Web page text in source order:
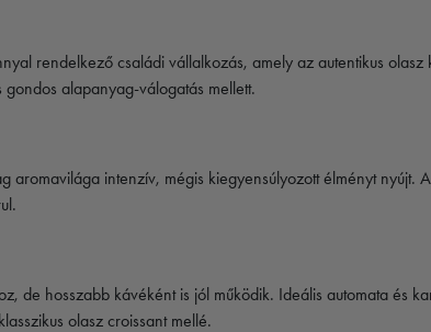
rendelkező családi vállalkozás, amely az autentikus
alapanyag-válogatás mellett.
aromavilága intenzív, mégis kiegyensúlyozott élményt
de hosszabb kávéként is jól működik. Ideális automata és
olasz croissant mellé.